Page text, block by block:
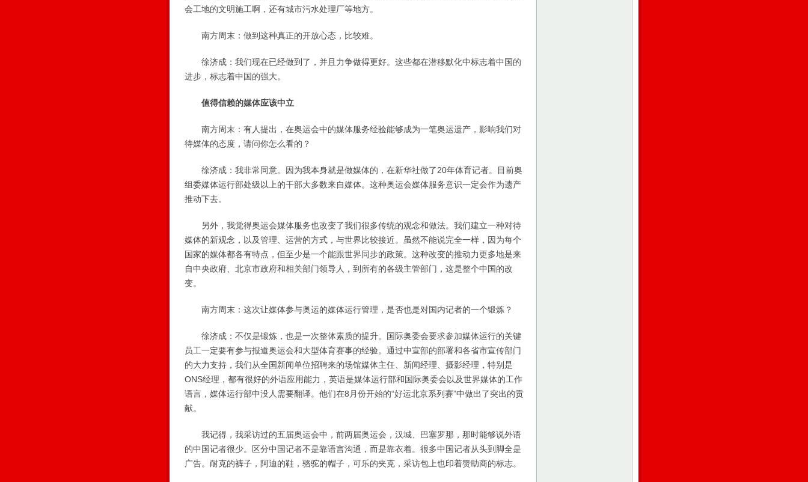
会工地的文明施工啊，还有城市污水处理厂等地方。
南方周末：做到这种真正的开放心态，比较难。
徐济成：我们现在已经做到了，并且力争做得更好。这些都在潜移默化中标志着中国的
进步，标志着中国的强大。
值得信赖的媒体应该中立
南方周末：有人提出，在奥运会中的媒体服务经验能够成为一笔奥运遗产，影响我们对
待媒体的态度，请问你怎么看的？
徐济成：我非常同意。因为我本身就是做媒体的，在新华社做了20年体育记者。目前奥
组委媒体运行部处级以上的干部大多数来自媒体。这种奥运会媒体服务意识一定会作为遗产
推动下去。
另外，我觉得奥运会媒体服务也改变了我们很多传统的观念和做法。我们建立一种对待
媒体的新观念，以及管理、运营的方式，与世界比较接近。虽然不能说完全一样，因为每个
国家的媒体都各有特点，但至少是一个能跟世界同步的政策。这种改变的推动力更多地是来
自中央政府、北京市政府和相关部门领导人，到所有的各级主管部门，这是整个中国的改
变。
南方周末：这次让媒体参与奥运的媒体运行管理，是否也是对国内记者的一个锻炼？
徐济成：不仅是锻炼，也是一次整体素质的提升。国际奥委会要求参加媒体运行的关键
员工一定要有参与报道奥运会和大型体育赛事的经验。通过中宣部的部署和各省市宣传部门
的大力支持，我们从全国新闻单位招聘来的场馆媒体主任、新闻经理、摄影经理，特别是
ONS经理，都有很好的外语应用能力，英语是媒体运行部和国际奥委会以及世界媒体的工作
语言，媒体运行部中没人需要翻译。他们在8月份开始的“好运北京系列赛”中做出了突出的贡
献。
我记得，我采访过的五届奥运会中，前两届奥运会，汉城、巴塞罗那，那时能够说外语
的中国记者很少。区分中国记者不是靠语言沟通，而是靠衣着。很多中国记者从头到脚全是
广告。耐克的裤子，阿迪的鞋，骆驼的帽子，可乐的夹克，采访包上也印着赞助商的标志。